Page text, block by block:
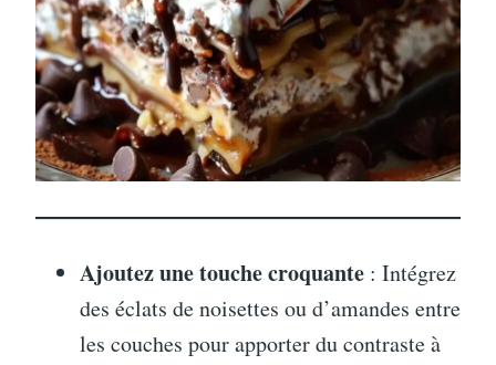
Ajoutez une touche croquante : Intégrez
des éclats de noisettes ou d’amandes entre
les couches pour apporter du contraste à